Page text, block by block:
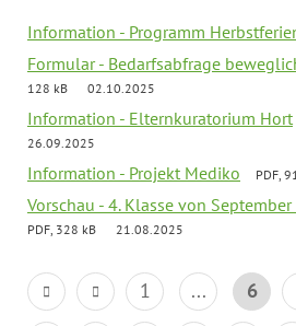
Information - Programm
Formular - Bedarfsabfrage
128 kB
02.10.2025
Information - Elternkuratorium Hort
26.09.2025
Information - Projekt Mediko PDF,
Vorschau - 4. Klasse von
PDF, 328 kB 21.08.2025
1 ... 6